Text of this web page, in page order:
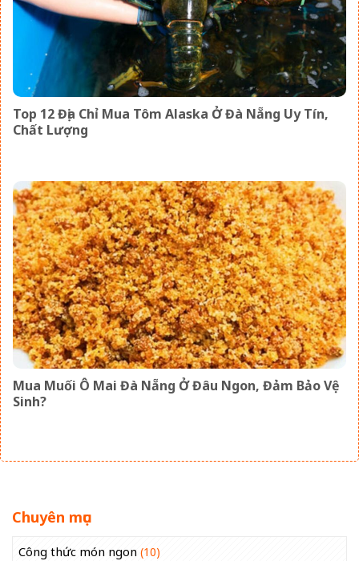
Top 12 Địa Chỉ Mua Tôm Alaska Ở Đà Nẵng Uy Tín,
Chất Lượng
Mua Muối Ô Mai Đà Nẵng Ở Đâu Ngon, Đảm Bảo Vệ
Sinh?
Chuyên mục
Công thức món ngon (10)